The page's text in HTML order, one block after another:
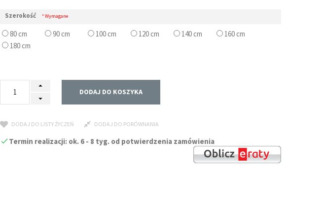
Szerokość * Wymagane
80 cm 90 cm 100 cm 120 cm 140 cm
160 cm
180 cm
DODAJ DO KOSZYKA
DODAJ DO LISTY ŻYCZEŃ DODAJ DO PORÓWNANIA
Termin realizacji: ok. 6 - 8 tyg. od potwierdzenia zamówienia